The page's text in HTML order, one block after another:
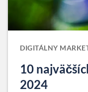
DIGITÁLNY
10
2024